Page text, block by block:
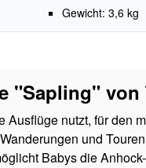
Gewicht: 3,6 kg
"Sapling" von
Ausflüge nutzt, für
und
Babys die